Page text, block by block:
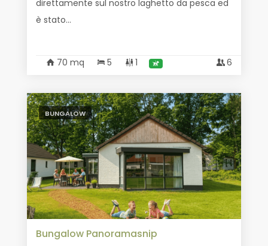
direttamente sul nostro laghetto da pesca ed
è stato...
70 mq 5 1 6
BUNGALOW
Bungalow Panoramasnip